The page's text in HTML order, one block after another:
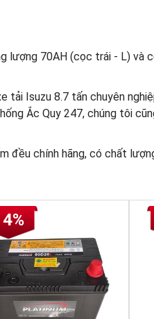
lượng 70AH (cọc trái - L)
tải Isuzu 8.7 tấn chuyên
Ắc Quy 247, chúng tôi
đều chính hãng, có chất